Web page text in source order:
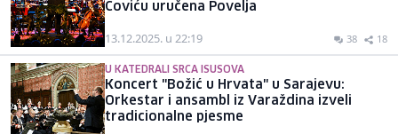
Čoviću uručena Povelja
13.12.2025. u 22:19 38 18
U KATEDRALI SRCA ISUSOVA
Koncert "Božić u Hrvata" u Sarajevu:
Orkestar i ansambl iz Varaždina izveli
tradicionalne pjesme